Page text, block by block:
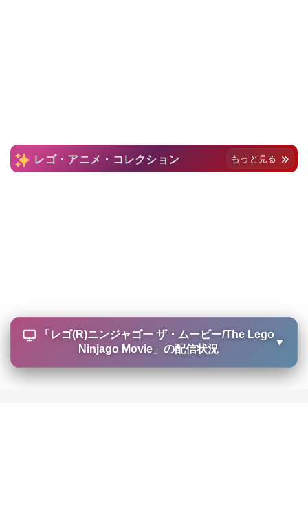
レゴ・アニメ・コレクション もっと見る
「 レゴ(R)ニンジャゴー ザ・ムービー/The Lego
Ninjago Movie」の配信状況
▼